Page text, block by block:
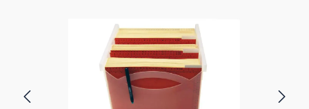
Bildergalerie überspringen